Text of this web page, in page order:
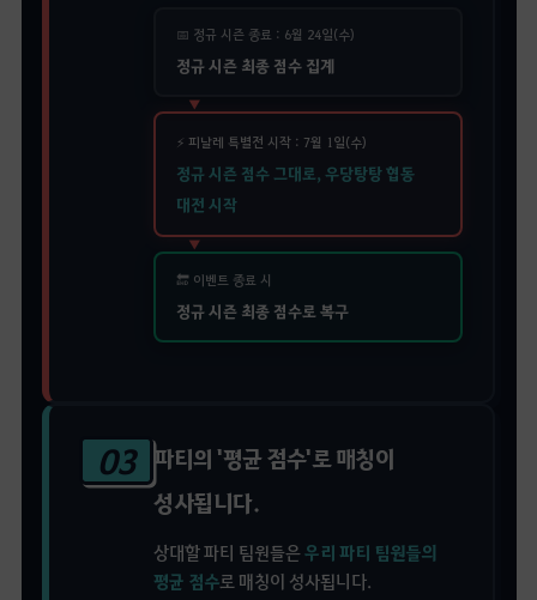
📅 정규 시즌 종료 : 6월 24일(수)
정규 시즌 최종 점수 집계
▼
⚡ 피날레 특별전 시작 : 7월 1일(수)
정규 시즌 점수 그대로, 우당탕탕 협동
대전 시작
▼
🔚 이벤트 종료 시
정규 시즌 최종 점수로 복구
03
파티의 '평균 점수'로 매칭이
성사됩니다.
상대할 파티 팀원들은우리 파티 팀원들의
평균 점수로 매칭이 성사됩니다.